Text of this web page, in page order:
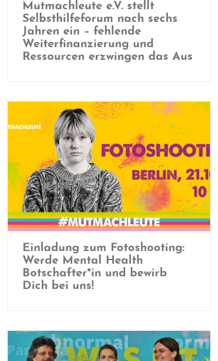
Mutmachleute e.V. stellt
Selbsthilfeforum nach sechs
Jahren ein – fehlende
Weiterfinanzierung und
Ressourcen erzwingen das Aus
Einladung zum Fotoshooting:
Werde Mental Health
Botschafter*in und bewirb
Dich bei uns!